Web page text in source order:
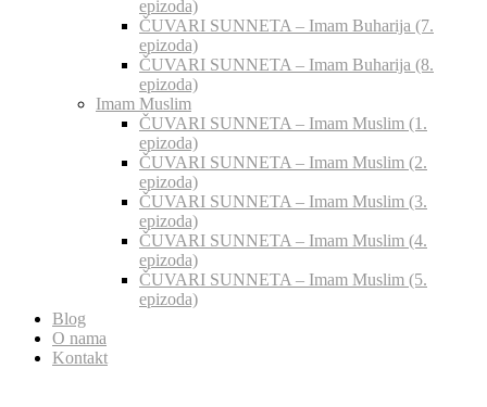
epizoda)
ČUVARI SUNNETA – Imam Buharija (7.
epizoda)
ČUVARI SUNNETA – Imam Buharija (8.
epizoda)
Imam Muslim
ČUVARI SUNNETA – Imam Muslim (1.
epizoda)
ČUVARI SUNNETA – Imam Muslim (2.
epizoda)
ČUVARI SUNNETA – Imam Muslim (3.
epizoda)
ČUVARI SUNNETA – Imam Muslim (4.
epizoda)
ČUVARI SUNNETA – Imam Muslim (5.
epizoda)
Blog
O nama
Kontakt